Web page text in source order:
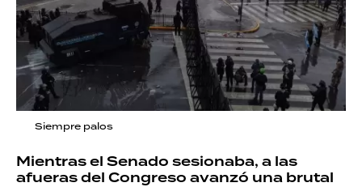
Siempre palos
Mientras el Senado sesionaba, a las
afueras del Congreso avanzó una brutal